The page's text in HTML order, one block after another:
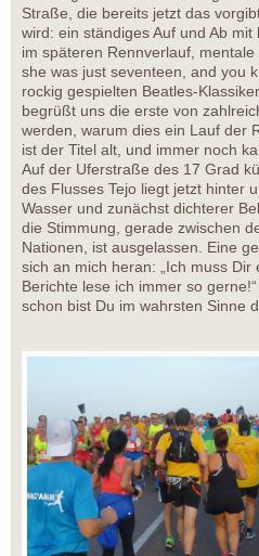
Straße, die bereits jetzt das
wird: ein ständiges Auf und Ab
im späteren Rennverlauf,
she was just seventeen, and you
rockig gespielten Beatles-
begrüßt uns die erste von
werden, warum dies ein Lauf der
ist der Titel alt, und immer noch
Auf der Uferstraße des 17 Grad
des Flusses Tejo liegt jetzt hinter
Wasser und zunächst dichterer
die Stimmung, gerade zwischen
Nationen, ist ausgelassen. Eine
sich an mich heran: „Ich muss Dir
Berichte lese ich immer so
schon bist Du im wahrsten Sinne